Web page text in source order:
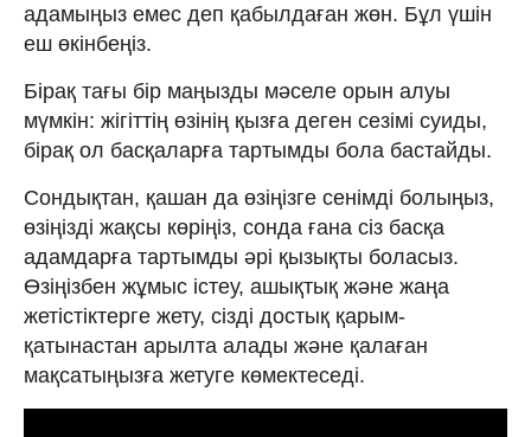
адамыңыз емес деп қабылдаған жөн. Бұл үшін
еш өкінбеңіз.
Бірақ тағы бір маңызды мәселе орын алуы
мүмкін: жігіттің өзінің қызға деген сезімі суиды,
бірақ ол басқаларға тартымды бола бастайды.
Сондықтан, қашан да өзіңізге сенімді болыңыз,
өзіңізді жақсы көріңіз, сонда ғана сіз басқа
адамдарға тартымды әрі қызықты боласыз.
Өзіңізбен жұмыс істеу, ашықтық және жаңа
жетістіктерге жету, сізді достық қарым-
қатынастан арылта алады және қалаған
мақсатыңызға жетуге көмектеседі.